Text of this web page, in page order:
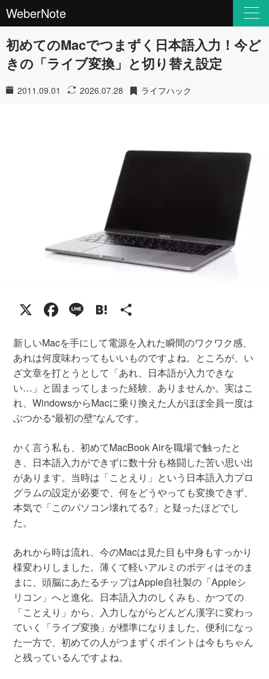
WeberNote
初めてのMacでつまずく日本語入力！今ど
きの「ライブ変換」と切り替え設定
2011.09.01 2026.07.28 ライフハック
X Facebook
LineHatena
新しいMacを手にして電源を入れた瞬間のワクワク感、
あれは何度味わってもいいものですよね。ところが、い
ざ文章を打とうとして「あれ、日本語が入力できな
い…」と固まってしまった経験、ありませんか。実はこ
れ、WindowsからMacに乗り換えた人がほぼ全員一度は
ぶつかる“最初の壁”なんです。
かく言う私も、初めてMacBook Airを職場で触ったと
き、日本語入力ができずに数十分も格闘した苦い思い出
があります。当時は「ことえり」という日本語入力プロ
グラムの設定が必要で、何をどうやっても変換できず、
本気で「このパソコン壊れてる?」と疑ったほどでし
た。
あれから時は流れ、今のMacは見た目も中身もすっかり
様変わりしました。薄くて軽いアルミのボディはそのま
まに、頭脳にあたるチップはApple自社製の「Appleシ
リコン」へと進化。日本語入力のしくみも、かつての
「ことえり」から、入力しながらどんどん漢字に変わっ
ていく「ライブ変換」が標準になりました。便利になっ
た一方で、初めての人がつまずくポイントは今もちゃん
と残っているんですよね。